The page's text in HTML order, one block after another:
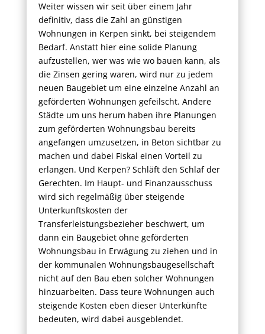
Weiter wissen wir seit über einem Jahr
definitiv, dass die Zahl an günstigen
Wohnungen in Kerpen sinkt, bei steigendem
Bedarf. Anstatt hier eine solide Planung
aufzustellen, wer was wie wo bauen kann, als
die Zinsen gering waren, wird nur zu jedem
neuen Baugebiet um eine einzelne Anzahl an
geförderten Wohnungen gefeilscht. Andere
Städte um uns herum haben ihre Planungen
zum geförderten Wohnungsbau bereits
angefangen umzusetzen, in Beton sichtbar zu
machen und dabei Fiskal einen Vorteil zu
erlangen. Und Kerpen? Schläft den Schlaf der
Gerechten. Im Haupt- und Finanzausschuss
wird sich regelmäßig über steigende
Unterkunftskosten der
Transferleistungsbezieher beschwert, um
dann ein Baugebiet ohne geförderten
Wohnungsbau in Erwägung zu ziehen und in
der kommunalen Wohnungsbaugesellschaft
nicht auf den Bau eben solcher Wohnungen
hinzuarbeiten. Dass teure Wohnungen auch
steigende Kosten eben dieser Unterkünfte
bedeuten, wird dabei ausgeblendet.